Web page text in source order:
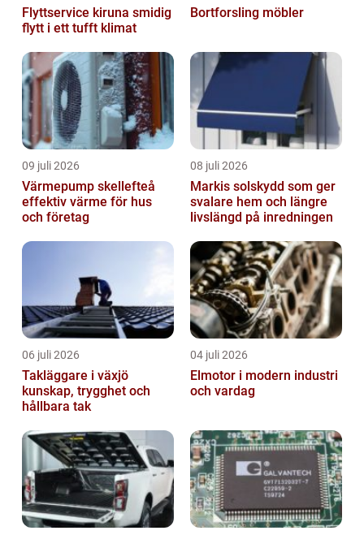
Flyttservice kiruna smidig
flytt i ett tufft klimat
Bortforsling möbler
09 juli 2026
Värmepump skellefteå
effektiv värme för hus
och företag
08 juli 2026
Markis solskydd som ger
svalare hem och längre
livslängd på inredningen
06 juli 2026
Takläggare i växjö
kunskap, trygghet och
hållbara tak
04 juli 2026
Elmotor i modern industri
och vardag